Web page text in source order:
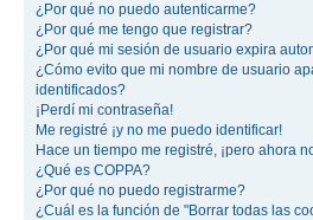
¿Por qué no puedo autenticarme?
¿Por qué me tengo que registrar?
¿Por qué mi sesión de usuario expira
¿Cómo evito que mi nombre de usuario
identificados?
¡Perdí mi contraseña!
Me registré ¡y no me puedo identificar!
Hace un tiempo me registré, ¡pero ahora
¿Qué es COPPA?
¿Por qué no puedo registrarme?
¿Cuál es la función de "Borrar todas las